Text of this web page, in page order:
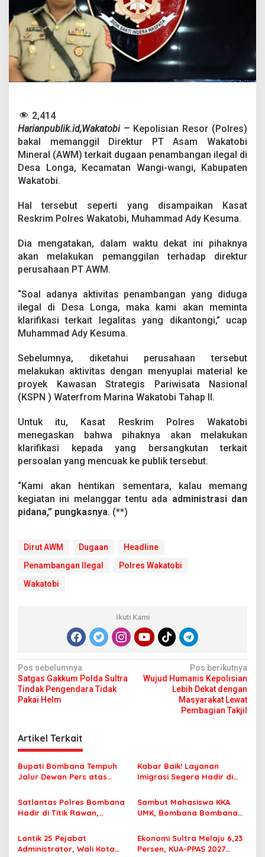
a
l
P
a
n
g
g
i
u
t
A
W
M
k
t
D
u
a
n
P
e
b
a
n
a
e
a
2,414
Harianpublik.id,Wakatobi – Kepolisian Resor (Polres)
bakal memanggil Direktur PT Asam Wakatobi
Mineral (AWM) terkait dugaan penambangan ilegal di
Desa Longa, Kecamatan Wangi-wangi, Kabupaten
Wakatobi.
Hal tersebut seperti yang disampaikan Kasat
Reskrim Polres Wakatobi, Muhammad Ady Kesuma.
Dia mengatakan, dalam waktu dekat ini pihaknya
akan melakukan pemanggilan terhadap direktur
perusahaan PT AWM.
“Soal adanya aktivitas penambangan yang diduga
ilegal di Desa Longa, maka kami akan meminta
klarifikasi terkait legalitas yang dikantongi,” ucap
Muhammad Ady Kesuma.
Sebelumnya, diketahui perusahaan tersebut
melakukan aktivitas dengan menyuplai material ke
proyek Kawasan Strategis Pariwisata Nasional
(KSPN ) Waterfrom Marina Wakatobi Tahap II.
Untuk itu, Kasat Reskrim Polres Wakatobi
menegaskan bahwa pihaknya akan melakukan
klarifikasi kepada yang bersangkutan terkait
persoalan yang mencuak ke publik tersebut.
“Kami akan hentikan sementara, kalau memang
kegiatan ini melanggar tentu ada administrasi dan
pidana,” pungkasnya. (**)
Dirut AWM Dugaan
Headline
Penambangan Ilegal
Polres Wakatobi
Wakatobi
Ikuti Kami
N
a
v
g
a
s
i
p
o
s
Pos sebelumnya
Satgas Gakkum Polda Sultra
Tindak Pengendara Tidak
Pakai Helm
Pos berikutnya
Wujud Humanis Kepolisian
Lebih Dekat dengan
Masyarakat Lewat
Pembagian Takjil
Artikel Terkait
Bupati Bombana Tempuh
Jalur Dewan Pers atas
Korupsi Jembatan Cirauci II
Kabar Baik! Layanan
Imigrasi Segera Hadir di
Perlu Lagi ke Kendari
Satlantas Polres Bombana
Hadir di Titik Rawan,
Sekolah dengan Aman
Sambut Mahasiswa KKA
UMK, Bombana Bombana
Sasaran
Lantik 25 Pejabat
Administrator, Wali Kota
Ekonomi Sultra Melaju 6,23
Persen, KUA-PPAS 2027